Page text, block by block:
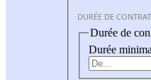
DURÉE DE CONTRAT
Durée de
Durée